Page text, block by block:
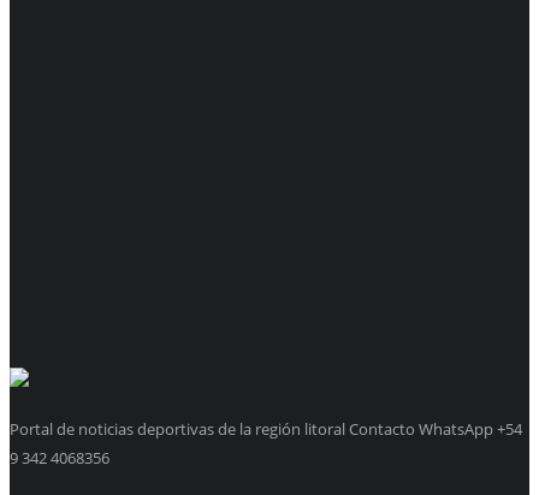
Portal de noticias deportivas de la región litoral Contacto WhatsApp +54
9 342 4068356